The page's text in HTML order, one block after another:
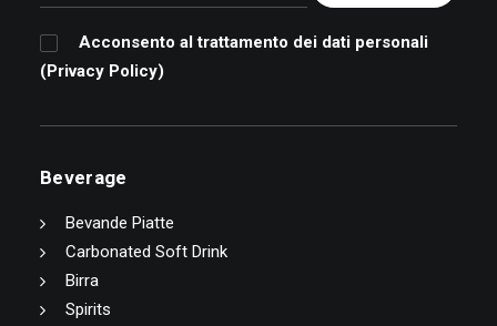
Acconsento al trattamento dei dati personali
(Privacy Policy)
Beverage
Bevande Piatte
Carbonated Soft Drink
Birra
Spirits